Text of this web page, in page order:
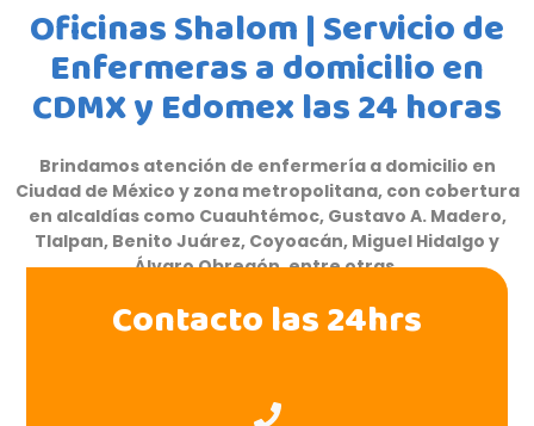
Oficinas Shalom | Servicio de
Enfermeras a domicilio en
CDMX y Edomex las 24 horas
Brindamos atención de enfermería a domicilio en
Ciudad de México y zona metropolitana, con cobertura
en alcaldías como Cuauhtémoc, Gustavo A. Madero,
Tlalpan, Benito Juárez, Coyoacán, Miguel Hidalgo y
Álvaro Obregón, entre otras.
Contacto las 24hrs